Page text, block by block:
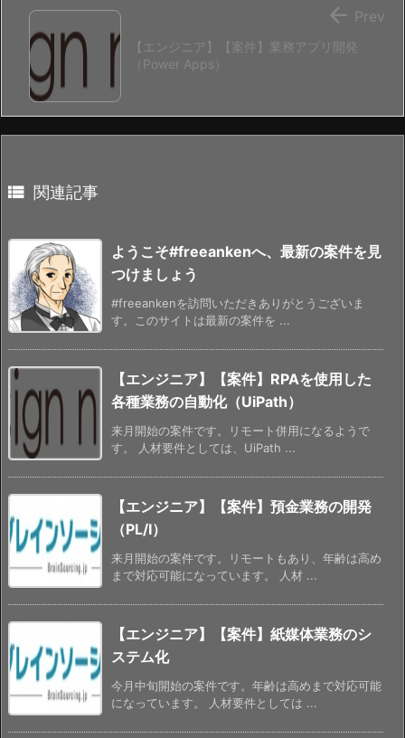
【エンジニア】【案件】業務アプリ開発
（Power Apps）
 Prev
 関連記事
ようこそ#freeankenへ、最新の案件を見
つけましょう
#freeankenを訪問いただきありがとうございま
す。このサイトは最新の案件を ...
【エンジニア】【案件】RPAを使用した
各種業務の自動化（UiPath）
来月開始の案件です。リモート併用になるようで
す。 人材要件としては、UiPath ...
【エンジニア】【案件】預金業務の開発
（PL/I）
来月開始の案件です。リモートもあり、年齢は高め
まで対応可能になっています。 人材 ...
【エンジニア】【案件】紙媒体業務のシ
ステム化
今月中旬開始の案件です。年齢は高めまで対応可能
になっています。 人材要件としては ...